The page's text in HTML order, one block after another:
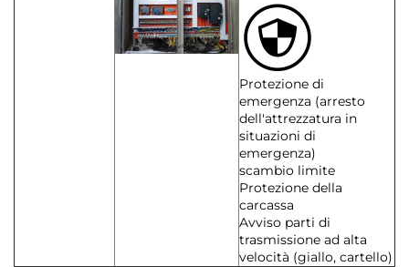
Protezione di
emergenza (arresto
dell'attrezzatura in
situazioni di
emergenza)
scambio limite
Protezione della
carcassa
Avviso parti di
trasmissione ad alta
velocità (giallo, cartello)